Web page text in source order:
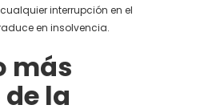
interrupción en el
en insolvencia.
más
la